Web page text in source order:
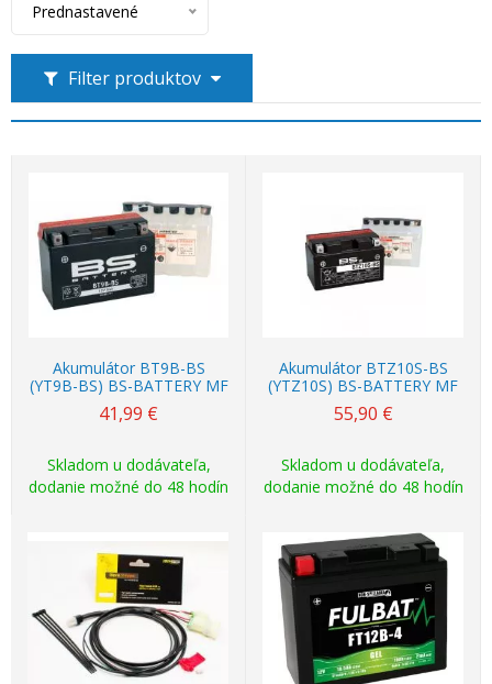
Filter produktov
Prednastavené
Akumulátor BT9B-BS
(YT9B-BS) BS-BATTERY MF
41,99 €
Skladom u dodávateľa,
dodanie možné do 48 hodín
Akumulátor BTZ10S-BS
(YTZ10S) BS-BATTERY MF
55,90 €
Skladom u dodávateľa,
dodanie možné do 48 hodín